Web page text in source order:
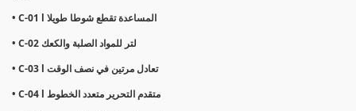
• C-01 l المساعدة تقطع شوطا طويلا
• C-02 لتر للمواد الصلبة والكعك
• C-03 l تعادل مرتين في نصف الوقت
• C-04 l متقدم التحرير متعدد الخطوط